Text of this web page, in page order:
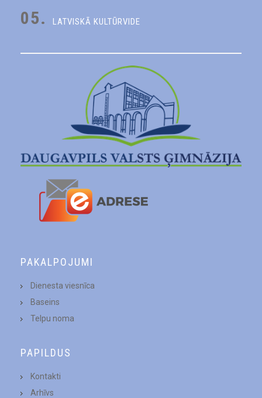
05. LATVISKĀ KULTŪRVIDE
PAKALPOJUMI
Dienesta viesnīca
Baseins
Telpu noma
PAPILDUS
Kontakti
Arhīvs